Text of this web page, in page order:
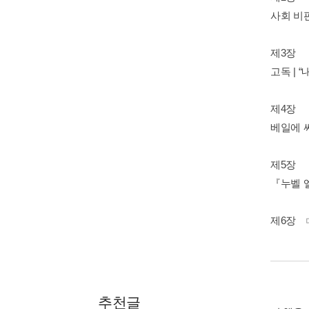
사회 비
제3장
고독 | “
제4장
베일에
제5장
『누벨
제6장
추천글